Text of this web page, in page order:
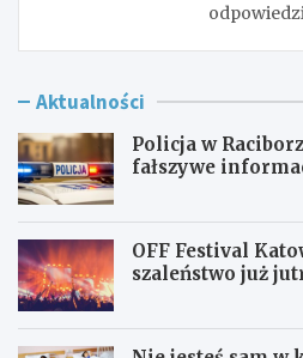
Aktualności
Policja w
fałszywe
OFF Festival
szaleństwo już